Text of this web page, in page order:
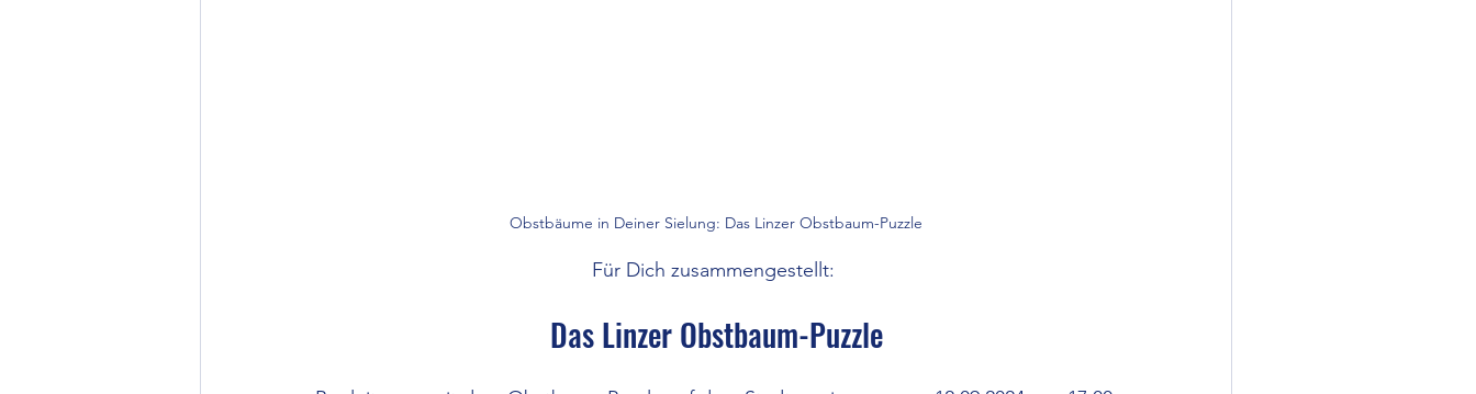
Obstbäume in Deiner Sielung: Das Linzer Obstbaum-Puzzle
Für Dich zusammengestellt:
Das Linzer Obstbaum-Puzzle